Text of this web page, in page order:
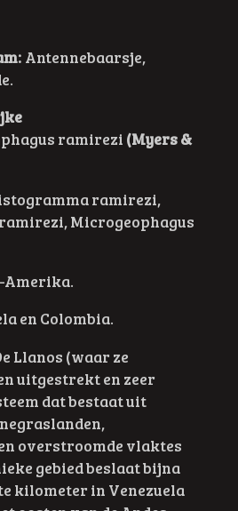
Antennebaarsje,
ramirezi (Myers &
ramirezi,
Microgeophagus
Amerika.
en Colombia.
Llanos (waar ze
uitgestrekt en zeer
dat bestaat uit
overstroomde vlaktes
gebied beslaat bijna
kilometer in Venezuela